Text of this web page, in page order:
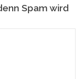
Spam wird